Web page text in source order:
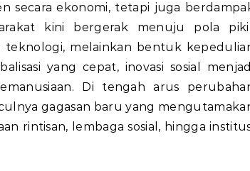
secara ekonomi, tetapi juga
kini bergerak menuju pola
teknologi, melainkan bentuk
yang cepat, inovasi sosial
Di tengah arus
gagasan baru yang
rintisan, lembaga sosial, hingga